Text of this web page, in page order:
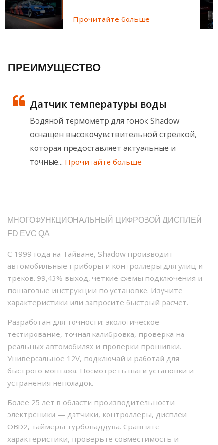
Прочитайте больше
ПРЕИМУЩЕСТВО
Датчик температуры воды
Водяной термометр для гонок Shadow
оснащен высокочувствительной стрелкой,
которая предоставляет актуальные и
точные... Прочитайте больше
МНОГОФУНКЦИОНАЛЬНЫЙ ЦИФРОВОЙ ДИСПЛЕЙ
FD EVO QA
С 1999 года на Тайване, Shadow производит
автомобильные приборы и контроллеры для улиц и
треков. 99,43% выход, четкие схемы подключения и
пошаговые инструкции по установке. Изучите
характеристики или запросите быстрый расчет.
Разработан для точности: экологическое
тестирование, точная калибровка, проверка на
реальных автомобилях и проверки прошивки.
Универсальное 12V, подключай и работай для
быстрого монтажа. Посмотреть шаги установки и
устранения неполадок.
Более 25 лет в области производительности
электроники — датчики, контроллеры, дисплеи
OBD2, таймеры турбонаддува. Сравните
характеристики, проверьте совместимость и